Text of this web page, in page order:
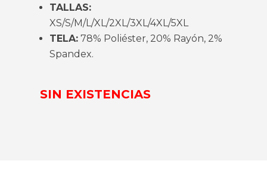
TALLAS:
XS/S/M/L/XL/2XL/3XL/4XL/5XL
TELA: 78% Poliéster, 20% Rayón, 2%
Spandex.
SIN EXISTENCIAS